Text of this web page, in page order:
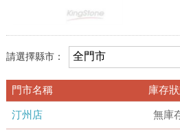
請選擇縣市：
門市名稱 庫存
汀州店 無庫